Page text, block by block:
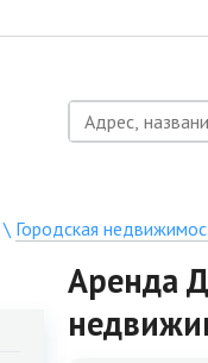
\ Городская
Аренда